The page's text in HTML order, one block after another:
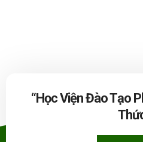
“Học Viện Đào Tạo